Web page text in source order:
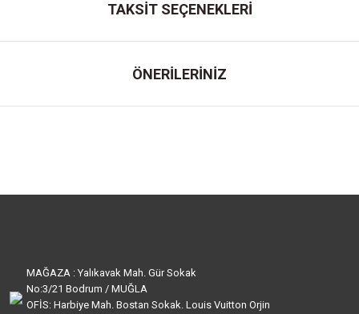
TAKSİT SEÇENEKLERİ
ÖNERİLERİNİZ
MAĞAZA : Yalıkavak Mah. Gür Sokak
No:3/21 Bodrum / MUĞLA
OFİS: Harbiye Mah. Bostan Sokak. Louis Vuitton Orjin